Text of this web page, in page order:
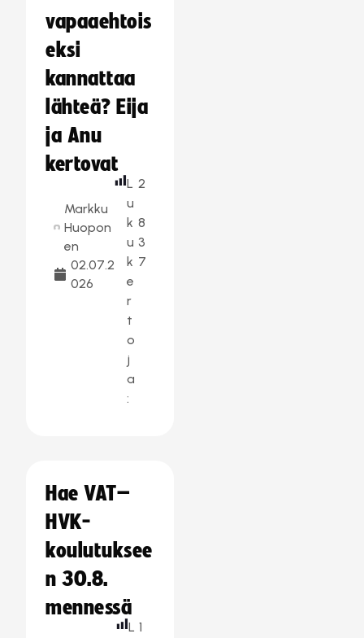
vapaaehtois
eksi
kannattaa
lähteä? Eija
ja Anu
kertovat
Markku
Huopon
en
02.07.2
026
L
u
k
u
k
e
r
t
o
j
a
:
2
8
3
7
Hae VAT–
HVK-
koulutuksee
n 30.8.
mennessä
L 1